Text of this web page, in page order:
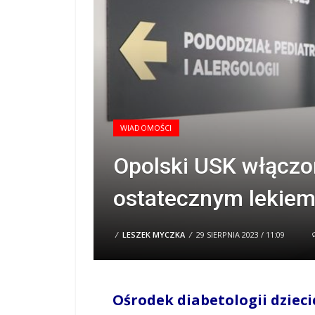
WIADOMOŚCI
Opolski USK
ostatecznym
/ LESZEK MYCZKA / 29 SIERPNIA 2023 / 11:09
Ośrodek diabetologii